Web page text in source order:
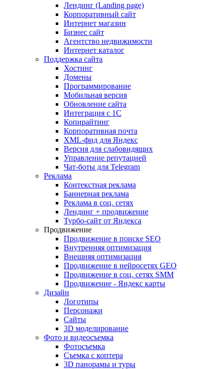
Лендинг (Landing page)
Корпоративный сайт
Интернет магазин
Бизнес сайт
Агентство недвижимости
Интернет каталог
Поддержка сайта
Хостинг
Домены
Программирование
Мобильная версия
Обновление сайта
Интеграция с 1С
Копирайтинг
Корпоративная почта
XML-фид для Яндекс
Версия для слабовидящих
Управление репутацией
Чат-боты для Telegram
Реклама
Контекстная реклама
Баннерная реклама
Реклама в соц. сетях
Лендинг + продвижение
Турбо-сайт от Яндекса
Продвижение
Продвижение в поиске SEO
Внутренняя оптимизация
Внешняя оптимизация
Продвижение в нейросетях GEO
Продвижение в соц. сетях SMM
Продвижение - Яндекс карты
Дизайн
Логотипы
Персонажи
Сайты
3D моделирование
Фото и видеосъемка
Фотосъемка
Съемка с коптера
3D панорамы и туры